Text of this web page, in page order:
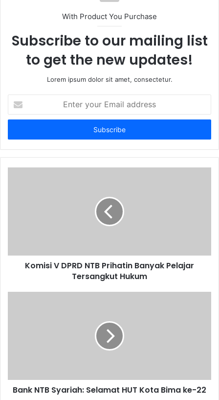
With Product You Purchase
Subscribe to our mailing list
to get the new updates!
Lorem ipsum dolor sit amet, consectetur.
your
Email
Komisi V DPRD NTB Prihatin Banyak Pelajar
Tersangkut Hukum
Bank NTB Syariah: Selamat HUT Kota Bima ke-22